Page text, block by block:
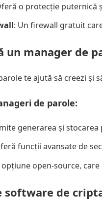
o protecție puternică
: Un firewall gratuit
un manager de
te ajută să creezi și
de parole:
generarea și
funcții avansate de
opțiune open-source,
software de